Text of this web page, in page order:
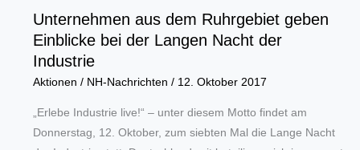
Unternehmen aus dem Ruhrgebiet geben
Einblicke bei der Langen Nacht der
Industrie
Aktionen / NH-Nachrichten / 12. Oktober 2017
„Erlebe Industrie live!“ – unter diesem Motto findet am
Donnerstag, 12. Oktober, zum siebten Mal die Lange Nacht